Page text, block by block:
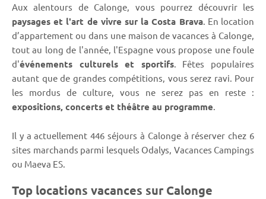
Aux alentours de Calonge, vous pourrez découvrir les
paysages et l'art de vivre sur la Costa Brava. En location
d’appartement ou dans une maison de vacances à Calonge,
tout au long de l'année, l'Espagne vous propose une foule
d'événements culturels et sportifs. Fêtes populaires
autant que de grandes compétitions, vous serez ravi. Pour
les mordus de culture, vous ne serez pas en reste :
expositions, concerts et théâtre au programme
Il y a actuellement 446 séjours à Calonge à réserver chez 6
sites marchands parmi lesquels Odalys, Vacances Campings
ou Maeva ES.
Top locations vacances sur Calonge